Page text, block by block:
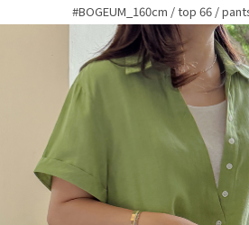
#BOGEUM_160cm / top 66 /